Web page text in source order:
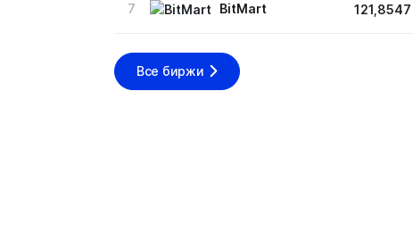
7 BitMart
Все биржи